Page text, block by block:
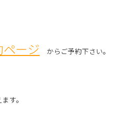
ページ からご予約下さい。
す。